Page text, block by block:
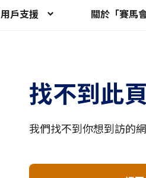
用戶支援 關於「賽馬
找不到此
我們找不到你想到訪的